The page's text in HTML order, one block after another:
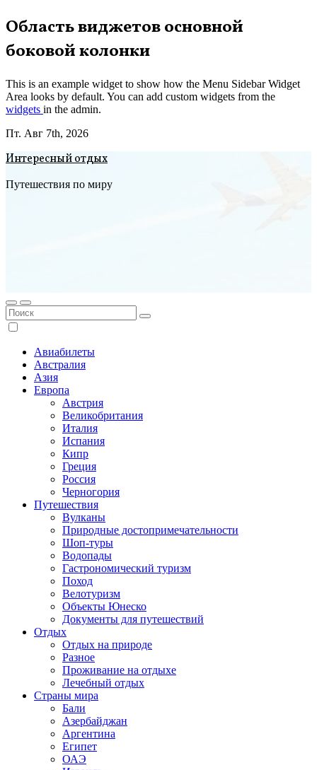
Перейти
к
содержимому
Область виджетов основной
боковой колонки
This is an example widget to show how the Menu Sidebar Widget
Area looks by default. You can add custom widgets from the
widgets in the admin.
Пт. Авг 7th, 2026
Интересный отдых
Путешествия по миру
Авиабилеты
Австралия
Азия
Европа
Австрия
Великобритания
Италия
Испания
Кипр
Греция
Россия
Черногория
Путешествия
Вулканы
Природные достопримечательности
Шоп-туры
Водопады
Гастрономический туризм
Поход
Велотуризм
Объекты Юнеско
Документы для путешествий
Отдых
Отдых на природе
Разное
Проживание на отдыхе
Лечебный отдых
Страны мира
Бали
Азербайджан
Аргентина
Египет
ОАЭ